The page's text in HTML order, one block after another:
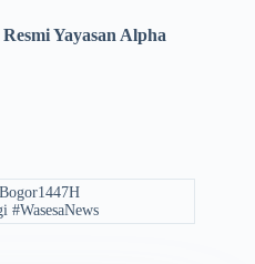
Yayasan Alpha
#WasesaNews